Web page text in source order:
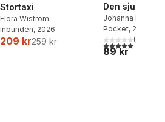
Stortaxi
Flora Wiström
Inbunden, 2026
209 kr259 kr
Den sjunde
Johanna
Lerneby
Pocket, 2026
5,0utav 5(
89 kr